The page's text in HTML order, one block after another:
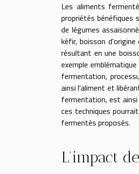
Les aliments
propriétés bénéfiques
de légumes
kéfir, boisson
résultant en une
exemple
fermentation,
ainsi l'aliment et
fermentation, est ainsi
ces techniques
fermentés proposés.
L'impact